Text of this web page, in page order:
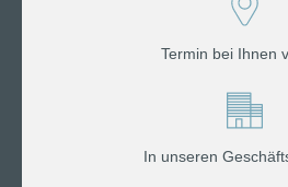
Termin bei Ihnen
In unseren